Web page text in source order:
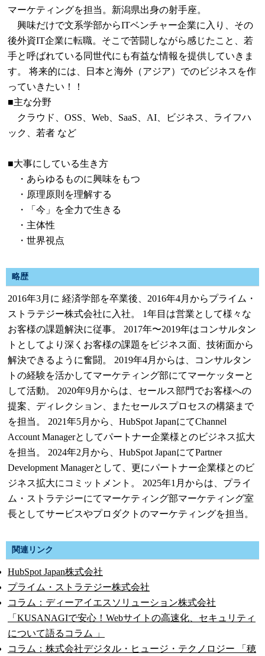
マーケティングを担当。新潟県出身の射手座。
興味だけで文系学部からITベンチャー企業に入り、その
後外資IT企業に転職。そこで苦闘しながら感じたこと、若
手と呼ばれている同世代にも有益な情報を提供していきま
す。 将来的には、日本と海外（アジア）でのビジネスを作
っていきたい！！
■主な分野
クラウド、OSS、Web、SaaS、AI、ビジネス、ライフハ
ック、若者 など
■大事にしている生き方
・あらゆるものに興味をもつ
・原理原則を理解する
・「今」を全力で生きる
・主体性
・世界視点
略歴
2016年3月に 経済学部を卒業後、2016年4月からプライム・
ストラテジー株式会社に入社。 1年目は営業として様々な
お客様の課題解決に従事。 2017年〜2019年はコンサルタン
トとしてより深くお客様の課題をビジネス面、技術面から
解決できるように奮闘。 2019年4月からは、コンサルタン
トの経験を活かしてマーケティング部にてマーケッターと
して活動。 2020年9月からは、セールス部門でお客様への
提案、ディレクション、またセールスプロセスの構築まで
を担当。 2021年5月から、HubSpot JapanにてChannel
Account Managerとしてパートナー企業様とのビジネス拡大
を担当。 2024年2月から、HubSpot JapanにてPartner
Development Managerとして、更にパートナー企業様とのビ
ジネス拡大にコミットメント。 2025年1月からは、プライ
ム・ストラテジーにてマーケティング部マーケティング室
長としてサービスやプロダクトのマーケティングを担当。
関連リンク
HubSpot Japan株式会社
プライム・ストラテジー株式会社
コラム：ディーアイエスソリューション株式会社
「KUSANAGIで安心！Webサイトの高速化、セキュリティ
について語るコラム 」
コラム：株式会社デジタル・ヒュージ・テクノロジー 「穂